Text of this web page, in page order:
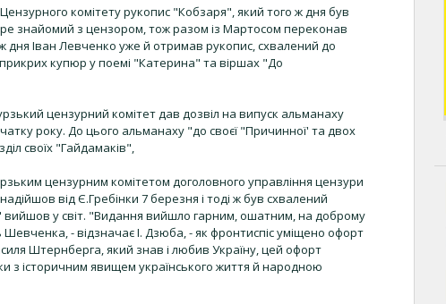
комітету рукопис "Кобзаря", який того ж дня був
знайомий з цензором, тож разом із Мартосом переконав
дня Іван Левченко уже й отримав рукопис, схвалений до
купюр у поемі "Катерина" та віршах "До
цензурний комітет дав дозвіл на випуск альманаху
року. До цього альманаху "до своєї "Причинної' та двох
своїх "Гайдамаків",
цензурним комітетом доголовного управління цензури
від Є.Гребінки 7 березня і тоді ж був схвалений
у світ. "Видання вийшло гарним, ошатним, на доброму
- відзначає І. Дзюба, - як фронтиспіс уміщено офорт
Штернберга, який знав і любив Україну, цей офорт
з історичним явищем українського життя й народною